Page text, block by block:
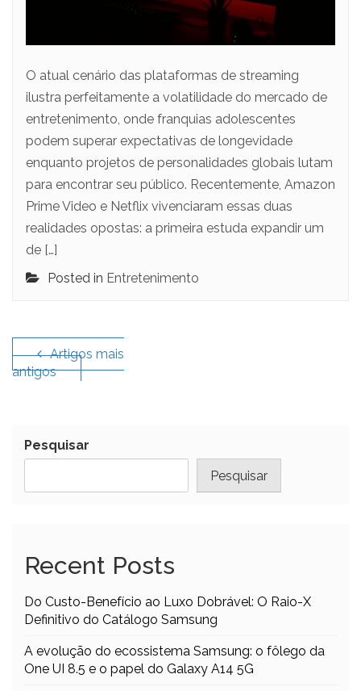
O atual cenário das plataformas de streaming
ilustra perfeitamente a volatilidade do mercado de
entretenimento, onde franquias adolescentes
podem superar expectativas de longevidade
enquanto projetos de personalidades globais lutam
para encontrar seu público. Recentemente, Amazon
Prime Video e Netflix vivenciaram essas duas
realidades opostas: a primeira estuda expandir um
de […]
Posted in Entretenimento
Navegação
de
artigos
Artigos mais
antigos
Pesquisar
Pesquisar
Recent Posts
Do Custo-Benefício ao Luxo Dobrável: O Raio-X
Definitivo do Catálogo Samsung
A evolução do ecossistema Samsung: o fôlego da
One UI 8.5 e o papel do Galaxy A14 5G